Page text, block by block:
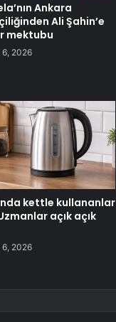
Ankara
Ali Şahin’e
mektubu
6, 2026
kettle kullananlar
açık açık
6, 2026